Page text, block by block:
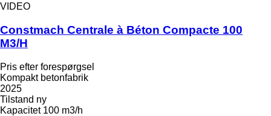
VIDEO
Constmach Centrale à Béton Compacte 100
M3/H
Pris efter forespørgsel
Kompakt betonfabrik
2025
Tilstand ny
Kapacitet 100 m3/h